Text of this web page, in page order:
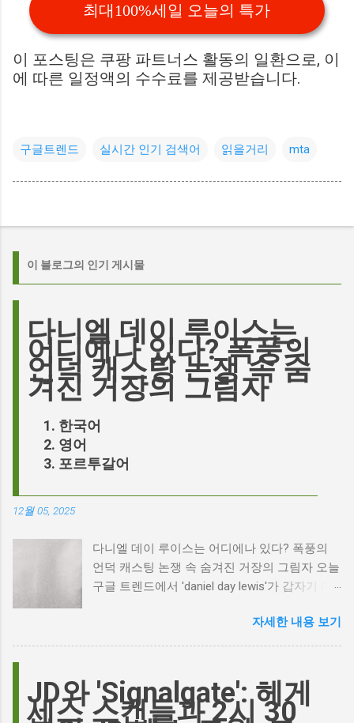
최대100%세일 오늘의 특가
이 포스팅은 쿠팡 파트너스 활동의 일환으로, 이
에 따른 일정액의 수수료를 제공받습니다.
구글트렌드 실시간 인기 검색어 읽을거리 mta
이 블로그의 인기 게시물
다니엘 데이 루이스는
어디에나 있다? 폭풍의
언덕 캐스팅 논쟁 속 숨
겨진 거장의 그림자
한국어
영어
포르투갈어
12월 05, 2025
다니엘 데이 루이스는 어디에나 있다? 폭풍의
언덕 캐스팅 논쟁 속 숨겨진 거장의 그림자 오늘
구글 트렌드에서 'daniel day lewis'가 갑자기 떠
이름이 왜 다시 사람들의 입에 오르내리는 걸까
요? 표면적으로는 마고 로비가 제작하고 주연을
이 그 시작입니다. 하지만 그 이면에는 '연기'라
는 예술에 대한 깊은 갈망과, 완벽주의를 향한
끊임없는 열망이 숨겨져 있습니다. Photo by
자세한 내용 보기
JD와 'Signalgate': 헤게
세스 스캔들과 2시 30